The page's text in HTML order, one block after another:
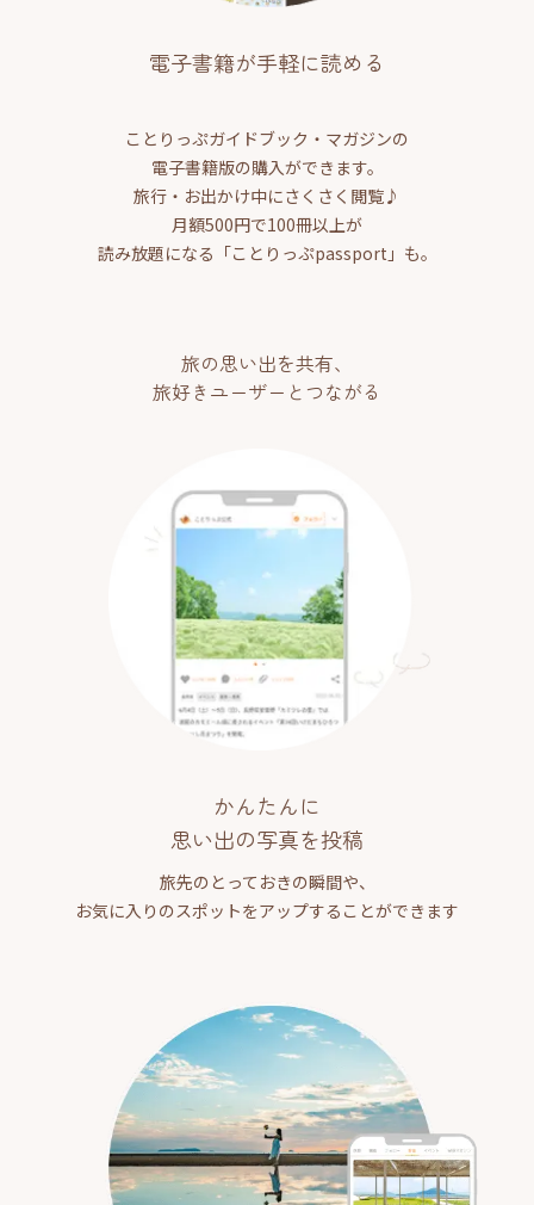
電子書籍が手軽に読める
ことりっぷガイドブック・マガジンの
電子書籍版の購入ができます。
旅行・お出かけ中にさくさく閲覧♪
月額500円で100冊以上が
読み放題になる「ことりっぷpassport」も。
旅の思い出を共有、
旅好きユーザーとつながる
かんたんに
思い出の写真を投稿
旅先のとっておきの瞬間や、
お気に入りのスポットをアップすることができます